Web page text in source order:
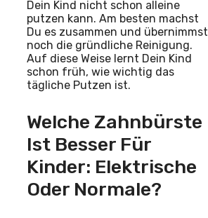
Dein Kind nicht schon alleine
putzen kann. Am besten machst
Du es zusammen und übernimmst
noch die gründliche Reinigung.
Auf diese Weise lernt Dein Kind
schon früh, wie wichtig das
tägliche Putzen ist.
Welche Zahnbürste
Ist Besser Für
Kinder: Elektrische
Oder Normale?